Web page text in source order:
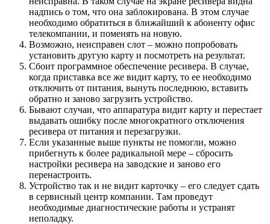
надпись о том, что она заблокирована. В этом случае
необходимо обратиться в ближайший к абоненту офис
телекомпании, и поменять на новую.
Возможно, неисправен слот – можно попробовать
установить другую карту и посмотреть на результат.
Сбоит программное обеспечение ресивера. В случае,
когда приставка все же видит карту, то ее необходимо
отключить от питания, вынуть последнюю, вставить
обратно и заново загрузить устройство.
Бывают случаи, что аппаратура видит карту и перестает
выдавать ошибку после многократного отключения
ресивера от питания и перезагрузки.
Если указанные выше пункты не помогли, можно
прибегнуть к более радикальной мере – сбросить
настройки ресивера на заводские и заново его
перенастроить.
Устройство так и не видит карточку – его следует сдать
в сервисный центр компании. Там проведут
необходимые диагностические работы и устранят
неполадку.